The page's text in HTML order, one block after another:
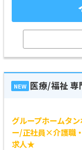
NEW 医療/福祉 専
グループホームタ
ー/正社員×介護職
求人★